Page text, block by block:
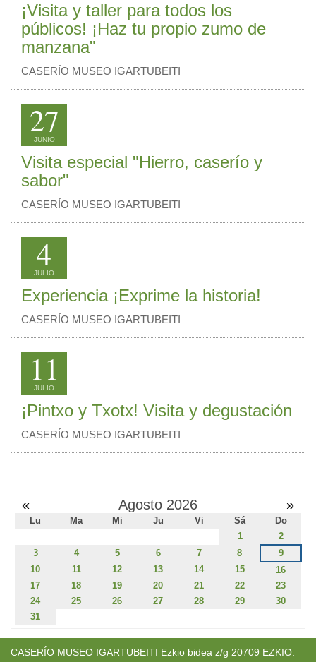
¡Visita y taller para todos los
públicos! ¡Haz tu propio zumo de
manzana"
CASERÍO MUSEO IGARTUBEITI
27
JUNIO
Visita especial "Hierro, caserío y
sabor"
CASERÍO MUSEO IGARTUBEITI
4
JULIO
Experiencia ¡Exprime la historia!
CASERÍO MUSEO IGARTUBEITI
11
JULIO
¡Pintxo y Txotx! Visita y degustación
CASERÍO MUSEO IGARTUBEITI
« Agosto 2026 »
Lu Ma Mi Ju Vi Sá
Do
1
2
3
4 5 6 7 8
9
10
11 12 13 14 15
16
17
18 19 20 21 22
23
24
25 26 27 28 29
30
31
CASERÍO MUSEO IGARTUBEITI Ezkio bidea z/g 20709 EZKIO.